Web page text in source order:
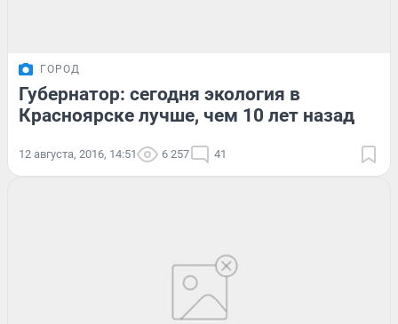
ГОРОД
Губернатор: сегодня экология в
Красноярске лучше, чем 10 лет назад
12 августа, 2016, 14:51 6 257 41